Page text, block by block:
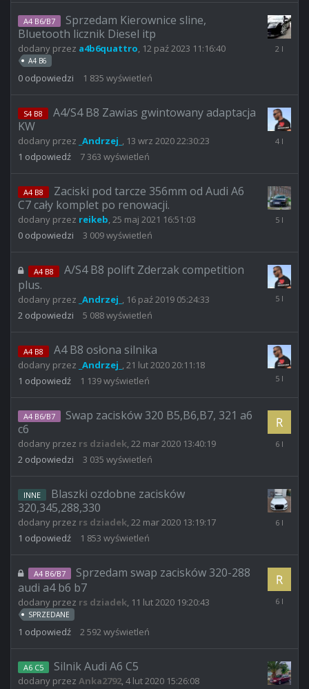
A4 B6/B7
Sprzedam Kierownice sline,
Bluetooth licznik Diesel itp
dodany przez a4b6quattro, 12 paź 2023 11:16:40
A4 B6
0 odpowiedzi 1 835 wyświetleń
12
S4 B8
A4/S4 B8 Zawias gwintowany adaptacja
KW
dodany przez _Andrzej_ , 13 wrz 2020 22:30:23
1 odpowiedź 7 363 wyświetleń
18
A4 B8
Zaciski pod tarcze 356mm od Audi A6
C7 cały komplet po renowacji.
dodany przez reikeb,25 maj 2021 16:51:03
0 odpowiedzi 3 009wyświetleń
25
A4 B8
A/S4 B8 polift Zderzak competition
plus.
dodany przez _Andrzej_ , 16 paź 2019 05:24:33
2 odpowiedzi 5 088wyświetleń
A4 B8 A4 B8 osłona silnika
dodany przez _Andrzej_ ,21 lut 2020 20:11:18
1 odpowiedź 1 139wyświetleń
13
22:14:07
A4 B6/B7
Swap zacisków 320 B5,B6,B7, 321 a6
c6
dodany przez rs dziadek,22 mar 2020 13:40:19
2 odpowiedzi 3 035 wyświetleń
22
INNE
Blaszki ozdobne zacisków
320,345,288,330
dodany przez rs dziadek,22 mar 2020 13:19:17
1 odpowiedź 1 853 wyświetleń
22
A4 B6/B7
Sprzedam swap zacisków 320-288
audi a4 b6 b7
dodany przez rs dziadek, 11 lut 2020 19:20:43
SPRZEDANE
1 odpowiedź 2 592 wyświetleń
22
A6 C5 Silnik Audi A6 C5
dodany przez Anka2792,4 lut 2020 15:26:08